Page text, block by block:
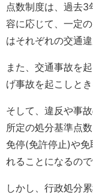
点数制度は、過去3
容に応じて、一定
はそれぞれの交通
また、交通事故を
げ事故を起こしと
そして、違反や事
所定の処分基準点
免停(免許停止)や
れることになるので
しかし、行政処分